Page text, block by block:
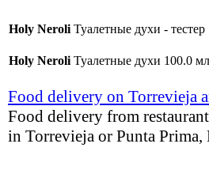
Holy Neroli Туалетные духи -
Holy Neroli Туалетные духи 100.0
Food delivery on Torrevieja
Food delivery from
in Torrevieja or Punta Prima,